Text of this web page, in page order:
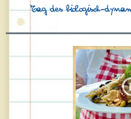
Tag des biologisch-